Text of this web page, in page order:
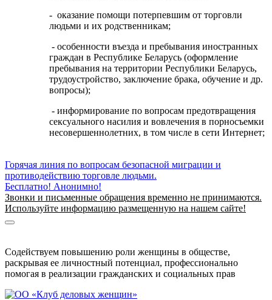
- оказание помощи потерпевшим от торговли
людьми и их родственникам;
- особенности въезда и пребывания иностранных
граждан в Республике Беларусь (оформление
пребывания на территории Республики Беларусь,
трудоустройство, заключение брака, обучение и др.
вопросы);
- информирование по вопросам предотвращения
сексуального насилия и вовлечения в порносъемки
несовершеннолетних, в том числе в сети Интернет;
Горячая линия по вопросам безопасной миграции и
противодействию торговле людьми.
Бесплатно! Анонимно!
Звонки и письменные обращения временно не принимаются.
Используйте информацию размещенную на нашем сайте!
Содействуем повышению роли женщины в обществе,
раскрывая ее личностный потенциал, профессионально
помогая в реализации гражданских и социальных прав